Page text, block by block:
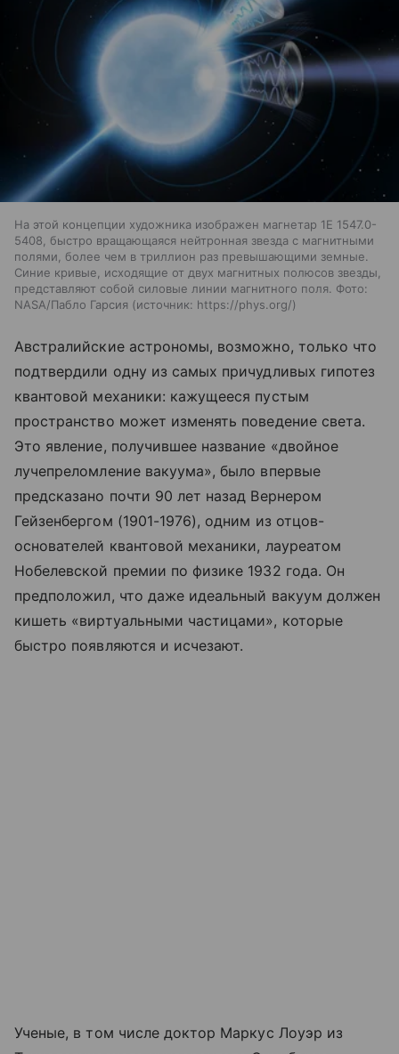
На этой концепции художника изображен магнетар 1E 1547.0-
5408, быстро вращающаяся нейтронная звезда с магнитными
полями, более чем в триллион раз превышающими земные.
Синие кривые, исходящие от двух магнитных полюсов звезды,
представляют собой силовые линии магнитного поля. Фото:
NASA/Пабло Гарсия
источник: https://phys.org/
Австралийские астрономы, возможно, только что
подтвердили одну из самых причудливых гипотез
квантовой механики: кажущееся пустым
пространство может изменять поведение света.
Это явление, получившее название «двойное
лучепреломление вакуума», было впервые
предсказано почти 90 лет назад Вернером
Гейзенбергом (1901-1976), одним из отцов-
основателей квантовой механики, лауреатом
Нобелевской премии по физике 1932 года. Он
предположил, что даже идеальный вакуум должен
кишеть «виртуальными частицами», которые
быстро появляются и исчезают.
Ученые, в том числе доктор Маркус Лоуэр из